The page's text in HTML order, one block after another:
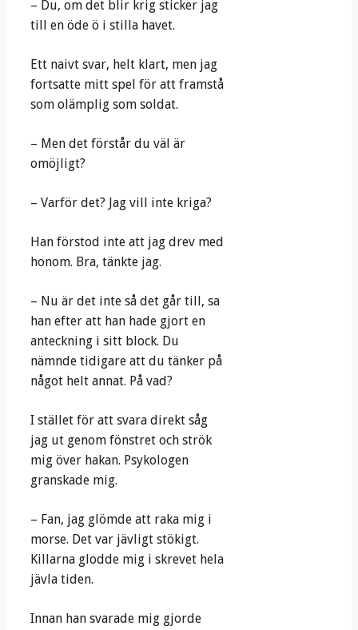
– Du, om det blir krig sticker jag
till en öde ö i stilla havet.
Ett naivt svar, helt klart, men jag
fortsatte mitt spel för att framstå
som olämplig som soldat.
– Men det förstår du väl är
omöjligt?
– Varför det? Jag vill inte kriga?
Han förstod inte att jag drev med
honom. Bra, tänkte jag.
– Nu är det inte så det går till, sa
han efter att han hade gjort en
anteckning i sitt block. Du
nämnde tidigare att du tänker på
något helt annat. På vad?
I stället för att svara direkt såg
jag ut genom fönstret och strök
mig över hakan. Psykologen
granskade mig.
– Fan, jag glömde att raka mig i
morse. Det var jävligt stökigt.
Killarna glodde mig i skrevet hela
jävla tiden.
Innan han svarade mig gjorde